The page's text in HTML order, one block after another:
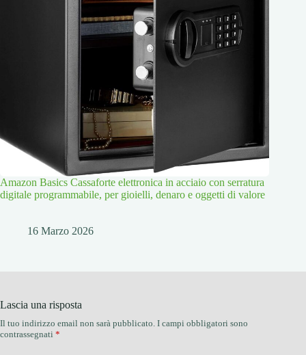
Amazon Basics Cassaforte elettronica in acciaio con serratura
digitale programmabile, per gioielli, denaro e oggetti di valore
16 Marzo 2026
Lascia una risposta
Il tuo indirizzo email non sarà pubblicato. I campi obbligatori sono
contrassegnati *